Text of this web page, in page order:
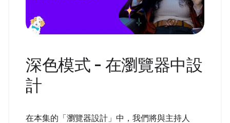
深色模式 - 在瀏覽器中設
計
在本集的「瀏覽器設計」中，我們將與主持人